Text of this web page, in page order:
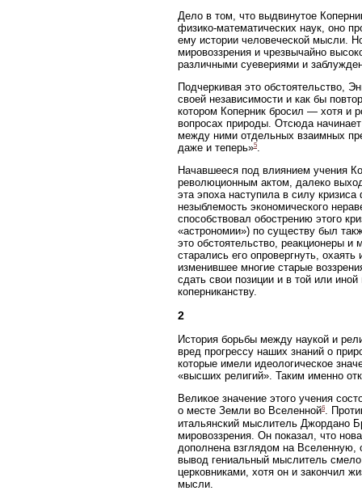
Дело в том, что выдвинутое
физико-математических наук, оно
ему истории человеческой мысли.
мировоззрения и чрезвычайно
различными суевериями и
Подчеркивая это обстоятельство,
своей независимости и как бы
котором Коперник бросил — хотя и
вопросах природы. Отсюда
между ними отдельных взаимных
даже и теперь»5.
Начавшееся под влиянием учения
революционным актом, далеко
эта эпоха наступила в силу
незыблемость экономического
способствовал обострению этого
«астрономии») по существу был
это обстоятельство, реакционеры
старались его опровергнуть,
изменившее многие старые
сдать свои позиции и в той или
коперниканству.
2
История борьбы между наукой и
вред прогрессу наших знаний о
которые имели идеологическое
«высших религий». Таким именно
Великое значение этого учения
о месте Земли во Вселенной6.
итальянский мыслитель Джордано
мировоззрения. Он показал, что
дополнена взглядом на Вселенную,
вывод гениальный мыслитель
церковниками, хотя он и закончил
мысли.